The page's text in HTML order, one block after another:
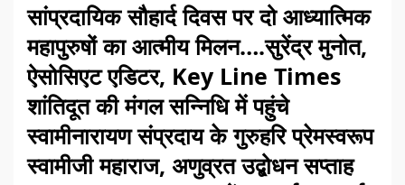
सांप्रदायिक सौहार्द दिवस पर दो आध्यात्मिक
महापुरुषों का आत्मीय मिलन….सुरेंद्र मुनोत,
ऐसोसिएट एडिटर, Key Line Times
शांतिदूत की मंगल सन्निधि में पहुंचे
स्वामीनारायण संप्रदाय के गुरुहरि प्रेमस्वरूप
स्वामीजी महाराज, अणुव्रत उद्बोधन सप्ताह